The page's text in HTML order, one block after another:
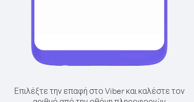
Επιλέξτε την επαφή στο Viber και καλέστε τον